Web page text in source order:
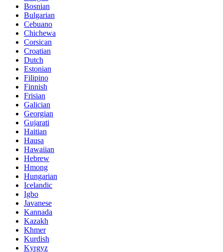
Bosnian
Bulgarian
Cebuano
Chichewa
Corsican
Croatian
Dutch
Estonian
Filipino
Finnish
Frisian
Galician
Georgian
Gujarati
Haitian
Hausa
Hawaiian
Hebrew
Hmong
Hungarian
Icelandic
Igbo
Javanese
Kannada
Kazakh
Khmer
Kurdish
Kyrgyz